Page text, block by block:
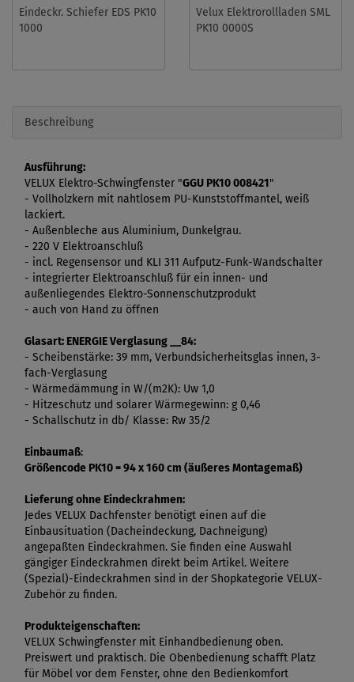
Eindeckr. Schiefer EDS PK10
1000
Velux Elektrorollladen SML
PK10 0000S
Beschreibung
Ausführung:
VELUX Elektro-Schwingfenster "GGU PK10 008421"
- Vollholzkern mit nahtlosem PU-Kunststoffmantel, weiß
lackiert.
- Außenbleche aus Aluminium, Dunkelgrau.
- 220 V Elektroanschluß
- incl. Regensensor und KLI 311 Aufputz-Funk-Wandschalter
- integrierter Elektroanschluß für ein innen- und
außenliegendes Elektro-Sonnenschutzprodukt
- auch von Hand zu öffnen
Glasart: ENERGIE Verglasung __84:
- Scheibenstärke: 39 mm, Verbundsicherheitsglas innen, 3-
fach-Verglasung
- Wärmedämmung in W/(m2K): Uw 1,0
- Hitzeschutz und solarer Wärmegewinn: g 0,46
- Schallschutz in db/ Klasse: Rw 35/2
Einbaumaß:
Größencode PK10 = 94 x 160 cm (äußeres Montagemaß)
Lieferung ohne Eindeckrahmen:
Jedes VELUX Dachfenster benötigt einen auf die
Einbausituation (Dacheindeckung, Dachneigung)
angepaßten Eindeckrahmen. Sie finden eine Auswahl
gängiger Eindeckrahmen direkt beim Artikel. Weitere
(Spezial)-Eindeckrahmen sind in der Shopkategorie VELUX-
Zubehör zu finden.
Produkteigenschaften:
VELUX Schwingfenster mit Einhandbedienung oben.
Preiswert und praktisch. Die Obenbedienung schafft Platz
für Möbel vor dem Fenster, ohne den Bedienkomfort